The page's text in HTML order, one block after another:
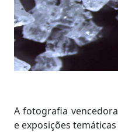
A fotografia
e exposições